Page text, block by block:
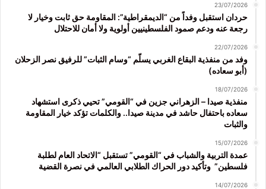
23/07/2026
حردان استقبل وفداً من “الديمقراطية”: المقاومة حق ثابت وخيار لا
رجعة عنه ودعم صمود الفلسطينيين أولوية ولا أمان للاحتلال
22/07/2026
وفد من منفذية البقاع الغربي يسلّم “وسام الثبات” للرفيق نصر الزحلان
(أبو سعاده)
18/07/2026
منفذية صيدا – الزهراني جزين في “القومي” تحيي ذكرى استشهاد
سعاده باحتفال حاشد في مدينة صيدا.. والكلمات تؤكد خيار المقاومة
والثبات
15/07/2026
عمدة التربية والشباب في “القومي” تستقبل “الاتحاد العام لطلبة
فلسطين” وتأكيد دور الحراك الطلابي العالمي في نصرة القضية
14/07/2026